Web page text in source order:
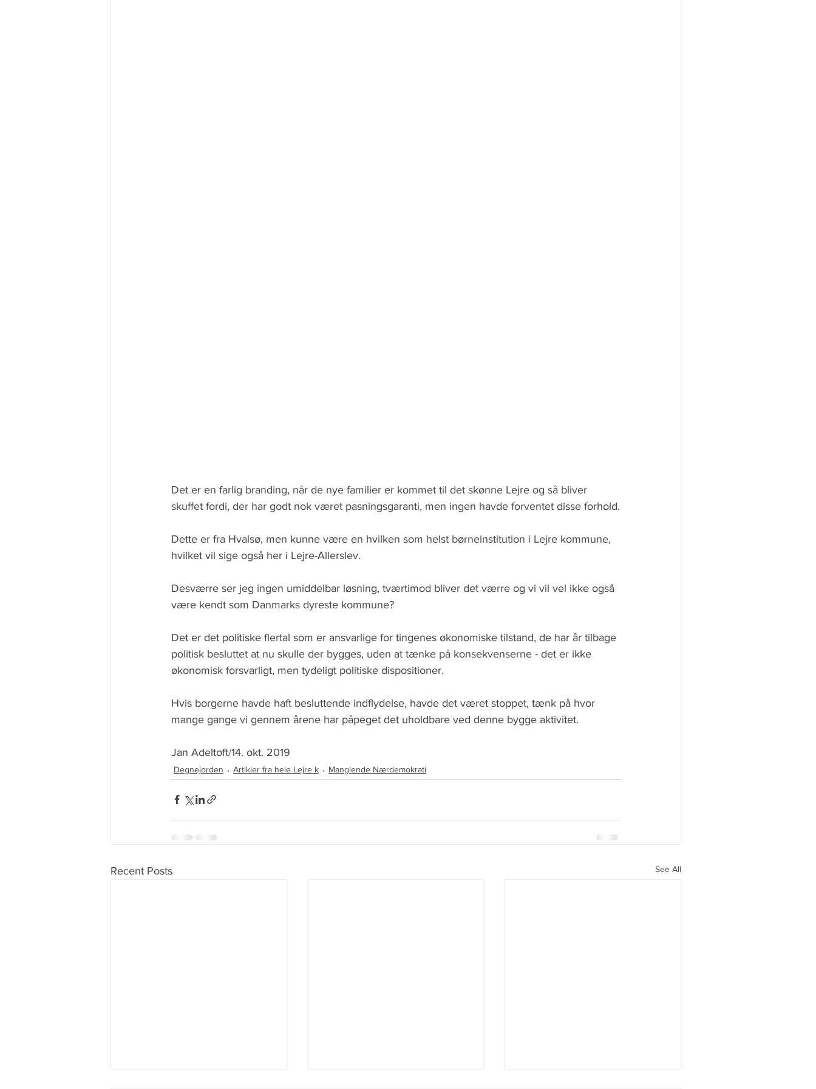
Det er en farlig branding, når de nye familier er kommet til det skønne Lejre og så bliver
skuffet fordi, der har godt nok været pasningsgaranti, men ingen havde forventet disse forhold.
Dette er fra Hvalsø, men kunne være en hvilken som helst børneinstitution i Lejre kommune,
hvilket vil sige også her i Lejre-Allerslev.
Desværre ser jeg ingen umiddelbar løsning, tværtimod bliver det værre og vi vil vel ikke også
være kendt som Danmarks dyreste kommune?
Det er det politiske flertal som er ansvarlige for tingenes økonomiske tilstand, de har år tilbage
politisk besluttet at nu skulle der bygges, uden at tænke på konsekvenserne - det er ikke
økonomisk forsvarligt, men tydeligt politiske dispositioner.
Hvis borgerne havde haft besluttende indflydelse, havde det været stoppet, tænk på hvor
mange gange vi gennem årene har påpeget det uholdbare ved denne bygge aktivitet.
Jan Adeltoft/14. okt. 2019
Degnejorden Artikler fra hele Lejre k Manglende Nærdemokrati
Recent Posts See All